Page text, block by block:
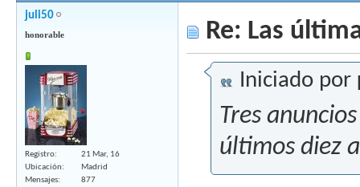
juli50
honorable
Registro
21 Mar, 16
Ubicación
Madrid
Mensajes
877
Re: Las
Iniciado por
Tres
últimos diez